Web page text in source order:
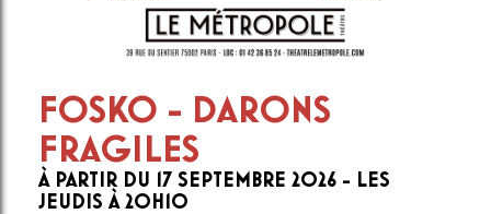
FOSKO - DARONS
FRAGILES
À PARTIR DU 17 SEPTEMBRE 2026 - LES
JEUDIS À 20H10